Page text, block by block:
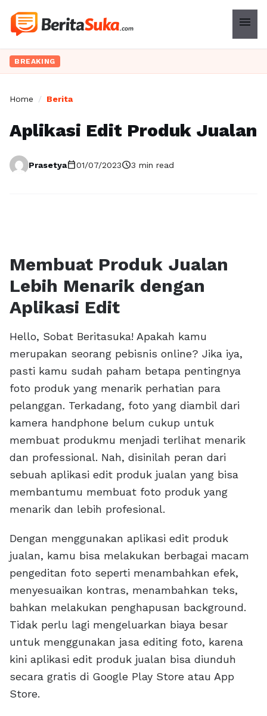
menu
BREAKING
Home / Berita
Aplikasi Edit Produk Jualan
Prasetyacalendar_today01/07/2023schedule3 min read
Membuat Produk Jualan
Lebih Menarik dengan
Aplikasi Edit
Hello, Sobat Beritasuka! Apakah kamu
merupakan seorang pebisnis online? Jika iya,
pasti kamu sudah paham betapa pentingnya
foto produk yang menarik perhatian para
pelanggan. Terkadang, foto yang diambil dari
kamera handphone belum cukup untuk
membuat produkmu menjadi terlihat menarik
dan professional. Nah, disinilah peran dari
sebuah aplikasi edit produk jualan yang bisa
membantumu membuat foto produk yang
menarik dan lebih profesional.
Dengan menggunakan aplikasi edit produk
jualan, kamu bisa melakukan berbagai macam
pengeditan foto seperti menambahkan efek,
menyesuaikan kontras, menambahkan teks,
bahkan melakukan penghapusan background.
Tidak perlu lagi mengeluarkan biaya besar
untuk menggunakan jasa editing foto, karena
kini aplikasi edit produk jualan bisa diunduh
secara gratis di Google Play Store atau App
Store.